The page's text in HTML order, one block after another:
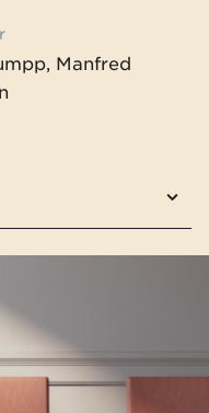
Manfred
tablettes pour